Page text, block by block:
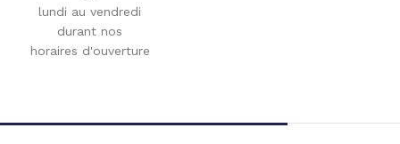
lundi au vendredi
durant nos
horaires d'ouverture